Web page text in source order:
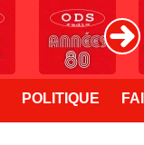
POLITIQUE